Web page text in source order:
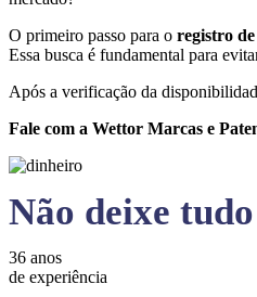
O primeiro passo para o registro
Essa busca é fundamental para
Após a verificação da
Fale com a Wettor Marcas e
Não deixe
36 anos
de experiência